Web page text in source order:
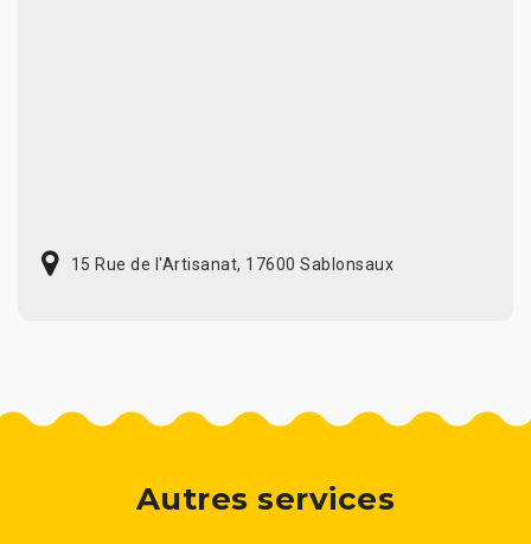
15 Rue de l'Artisanat, 17600 Sablonsaux
Autres services